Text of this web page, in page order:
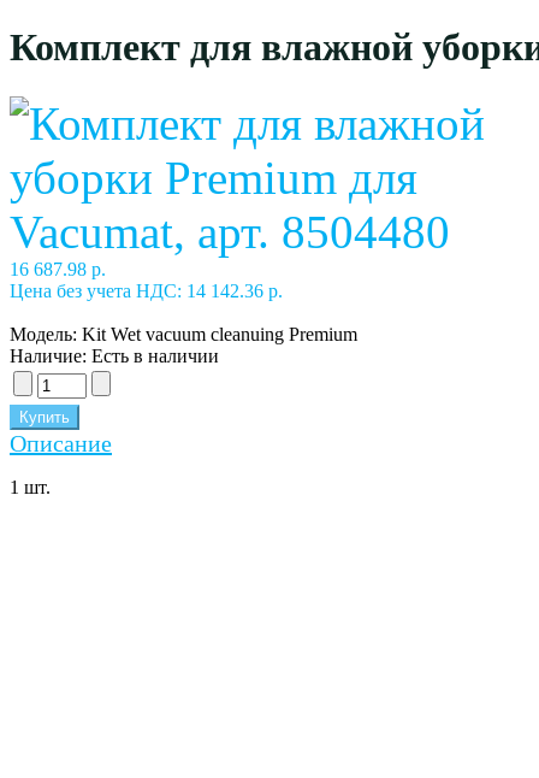
Комплект для влажной
16 687.98 р.
Цена без учета НДС: 14 142.36 р.
Модель: Kit Wet vacuum cleanuing Premium
Наличие: Есть в наличии
Описание
1 шт.